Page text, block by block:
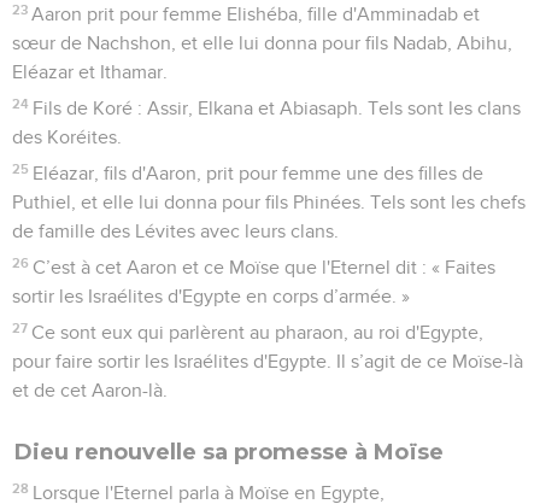
23 Aaron prit pour femme Elishéba, fille d'Amminadab et
sœur de Nachshon, et elle lui donna pour fils Nadab, Abihu,
Eléazar et Ithamar.
24 Fils de Koré : Assir, Elkana et Abiasaph. Tels sont les clans
des Koréites.
25 Eléazar, fils d'Aaron, prit pour femme une des filles de
Puthiel, et elle lui donna pour fils Phinées. Tels sont les chefs
de famille des Lévites avec leurs clans.
26 C’est à cet Aaron et ce Moïse que l'Eternel dit : « Faites
sortir les Israélites d'Egypte en corps d’armée. »
27 Ce sont eux qui parlèrent au pharaon, au roi d'Egypte,
pour faire sortir les Israélites d'Egypte. Il s’agit de ce Moïse-là
et de cet Aaron-là.
Dieu renouvelle sa promesse à Moïse
28 Lorsque l'Eternel parla à Moïse en Egypte,